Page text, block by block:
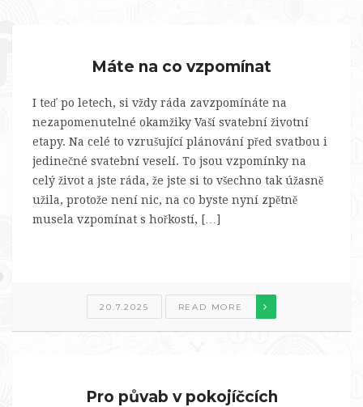
Máte na co vzpomínat
I teď po letech, si vždy ráda zavzpomínáte na
nezapomenutelné okamžiky Vaší svatební životní
etapy. Na celé to vzrušující plánování před svatbou i
jedinečné svatební veselí. To jsou vzpomínky na
celý život a jste ráda, že jste si to všechno tak úžasně
užila, protože není nic, na co byste nyní zpětně
musela vzpomínat s hořkostí, […]
20.7.2025 READ MORE
Pro půvab v pokojíčcích